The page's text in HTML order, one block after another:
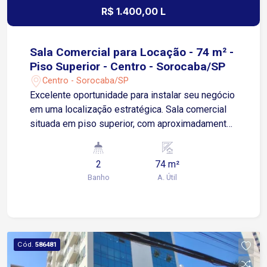
R$ 1.400,00 L
Sala Comercial para Locação - 74 m² -
Piso Superior - Centro - Sorocaba/SP
Centro - Sorocaba/SP
Excelente oportunidade para instalar seu negócio
em uma localização estratégica. Sala comercial
situada em piso superior, com aproximadamente
amplo e versátil para escritórios, consultórios,
agências, salas de atendimento, entre outras
atividades comerciais. O imóvel conta com:
para diversas finalidades profissionais; Fácil
acesso para clientes e colaboradores.
2
Banho
74 m²
A. Útil
Cód. 586481